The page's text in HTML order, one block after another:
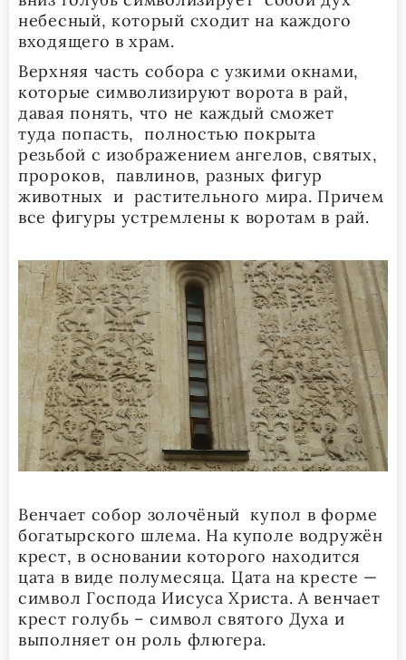
небесный, который сходит на каждого
входящего в храм.
Верхняя часть собора с узкими окнами,
которые символизируют ворота в рай,
давая понять, что не каждый сможет
туда попасть, полностью покрыта
резьбой с изображением ангелов, святых,
пророков, павлинов, разных фигур
животных и растительного мира. Причем
все фигуры устремлены к воротам в рай.
Венчает собор золочёный купол в форме
богатырского шлема. На куполе водружён
крест, в основании которого находится
цата в виде полумесяца. Цата на кресте —
символ Господа Иисуса Христа. А венчает
крест голубь – символ святого Духа и
выполняет он роль флюгера.